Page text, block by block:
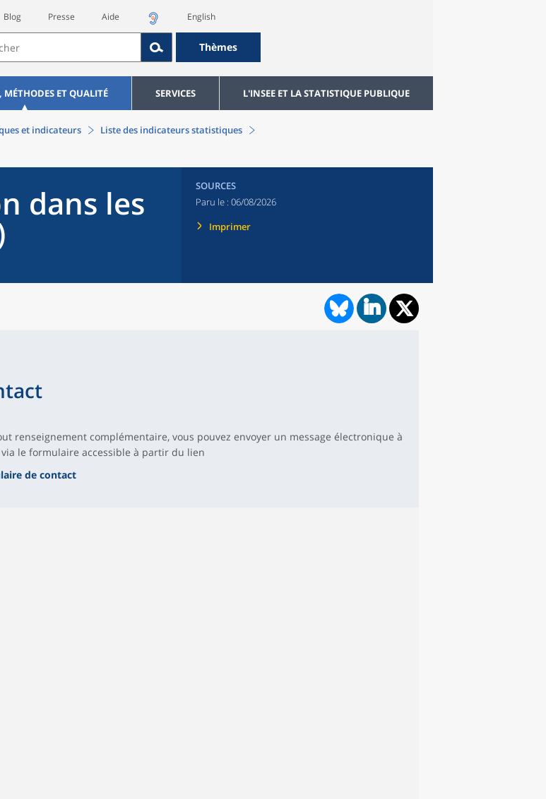
Blog Presse Aide English
Thèmes
ET QUALITÉ SERVICES L'INSEE ET LA STATISTIQUE PUBLIQUE
et indicateurs Liste des indicateurs statistiques
dans les
SOURCES
Paru le : 06/08/2026
Imprimer
renseignement complémentaire, vous pouvez envoyer un message électronique à
via le formulaire accessible à partir du lien
de contact